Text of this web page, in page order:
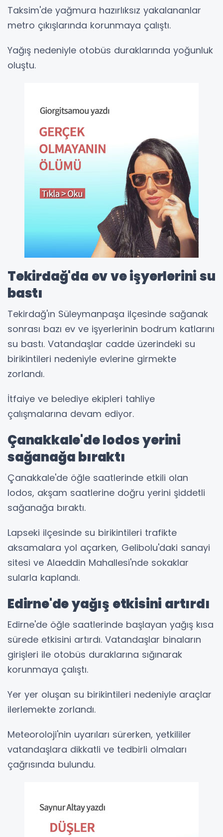
Taksim'de yağmura hazırlıksız yakalananlar
metro çıkışlarında korunmaya çalıştı.
Yağış nedeniyle otobüs duraklarında yoğunluk
oluştu.
Tekirdağ'da ev ve işyerlerini su
bastı
Tekirdağ'ın Süleymanpaşa ilçesinde sağanak
sonrası bazı ev ve işyerlerinin bodrum katlarını
su bastı. Vatandaşlar cadde üzerindeki su
birikintileri nedeniyle evlerine girmekte
zorlandı.
İtfaiye ve belediye ekipleri tahliye
çalışmalarına devam ediyor.
Çanakkale'de lodos yerini
sağanağa bıraktı
Çanakkale'de öğle saatlerinde etkili olan
lodos, akşam saatlerine doğru yerini şiddetli
sağanağa bıraktı.
Lapseki ilçesinde su birikintileri trafikte
aksamalara yol açarken, Gelibolu'daki sanayi
sitesi ve Alaeddin Mahallesi'nde sokaklar
sularla kaplandı.
Edirne'de yağış etkisini artırdı
Edirne'de öğle saatlerinde başlayan yağış kısa
sürede etkisini artırdı. Vatandaşlar binaların
girişleri ile otobüs duraklarına sığınarak
korunmaya çalıştı.
Yer yer oluşan su birikintileri nedeniyle araçlar
ilerlemekte zorlandı.
Meteoroloji'nin uyarıları sürerken, yetkililer
vatandaşlara dikkatli ve tedbirli olmaları
çağrısında bulundu.